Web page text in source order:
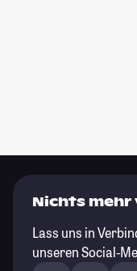
Nichts mehr
Lass uns in
unseren Social-